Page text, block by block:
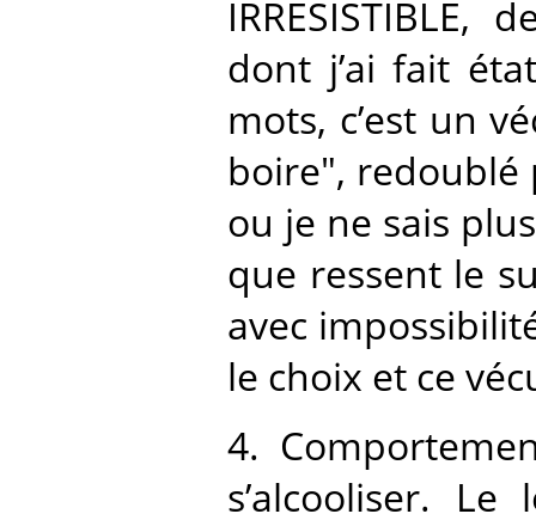
IRRESISTIBLE,
dont j’ai fait
mots, c’est un
boire", redoublé
ou je ne sais
que ressent le
avec
le choix et ce
4.
s’alcooliser.